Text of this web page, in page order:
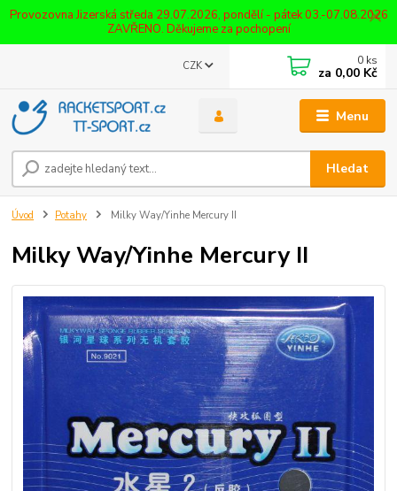
Provozovna Jizerská středa 29.07.2026, pondělí - pátek 03.-07.08.2026
ZAVŘENO. Děkujeme za pochopení
Menu
CZK
Hledat
0 ks
za 0,00 Kč
Úvod Potahy Milky Way/Yinhe Mercury II
Milky Way/Yinhe Mercury II